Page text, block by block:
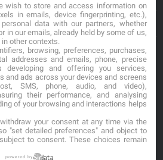
datos mostrados estén
son estimaciones y no se
wish to store and access information on
in emails, device fingerprinting, etc.),
data with our partners, whether
in our emails, already held by some of us,
other contexts.
browsing, preferences, purchases,
addresses and emails, phone, precise
developing and offering you services,
and ads across your devices and screens
SMS, phone, audio, and video),
their performance, and analysing
of your browsing and interactions helps
your consent at any time via the
"set detailed preferences" and object to
to consent. These choices remain
powered by